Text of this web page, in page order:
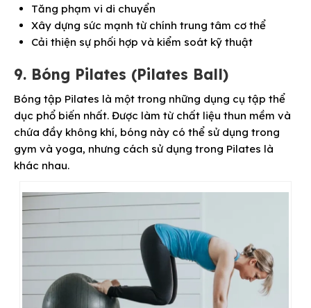
Tăng phạm vi di chuyển
Xây dựng sức mạnh từ chính trung tâm cơ thể
Cải thiện sự phối hợp và kiểm soát kỹ thuật
9. Bóng Pilates (Pilates Ball)
Bóng tập Pilates là một trong những dụng cụ tập thể
dục phổ biến nhất. Được làm từ chất liệu thun mềm và
chứa đầy không khí, bóng này có thể sử dụng trong
gym và yoga, nhưng cách sử dụng trong Pilates là
khác nhau.